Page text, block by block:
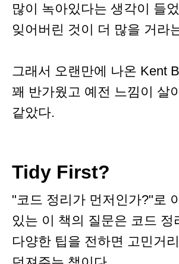
많이 녹아있다는 생각이 들
잊어버린 것이 더 많을 거라
그래서 오랜만에 나온 Kent
꽤 반가웠고 예전 느낌이 살
같았다.
Tidy First?
"코드 정리가 먼저인가?"로
있는 이 책의 질문은 코드 정
다양한 팁을 전하면 고민거